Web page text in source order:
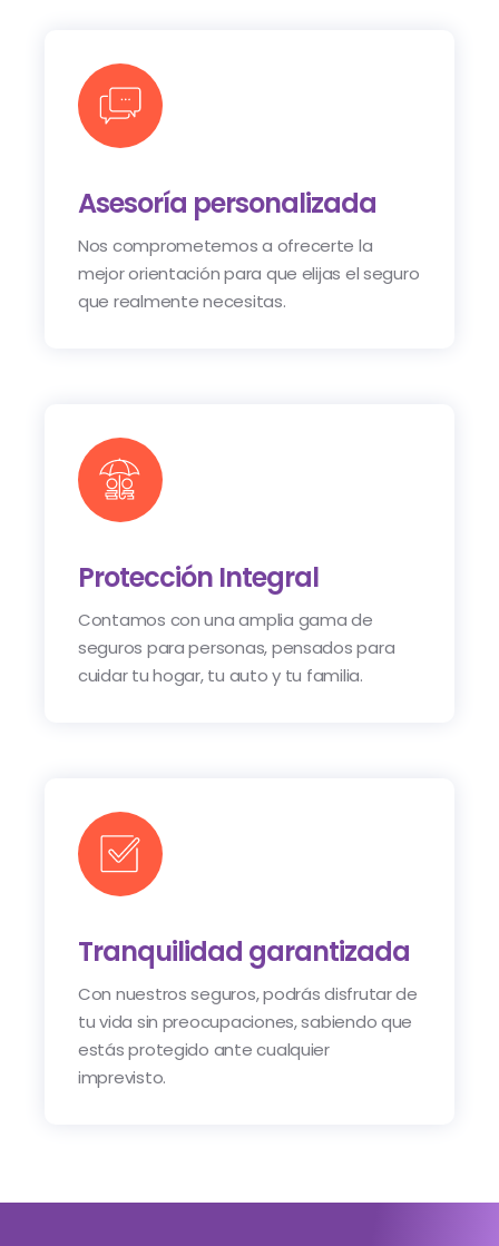
Asesoría personalizada
Nos comprometemos a ofrecerte la
mejor orientación para que elijas el seguro
que realmente necesitas.
Protección Integral
Contamos con una amplia gama de
seguros para personas, pensados para
cuidar tu hogar, tu auto y tu familia.
Tranquilidad garantizada
Con nuestros seguros, podrás disfrutar de
tu vida sin preocupaciones, sabiendo que
estás protegido ante cualquier
imprevisto.